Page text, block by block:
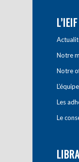
L’IEIF
Notre
Notre
L’équipe
Les
Le